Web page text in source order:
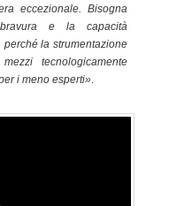
eccezionale. Bisogna
e la capacità
perché la strumentazione
tecnologicamente
i meno esperti».